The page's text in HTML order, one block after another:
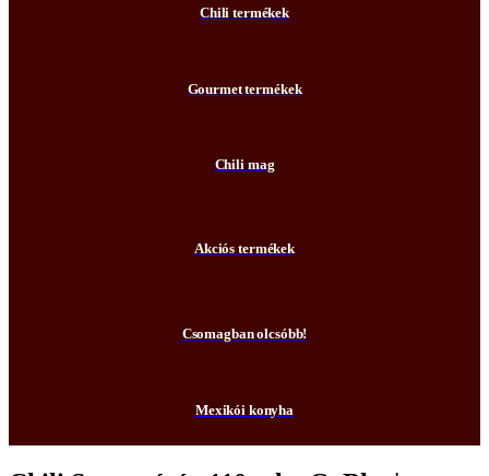
Chili termékek
Gourmet termékek
Chili mag
Akciós termékek
Csomagban olcsóbb!
Mexikói konyha